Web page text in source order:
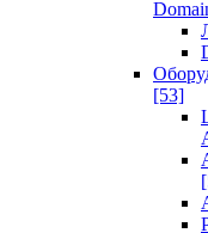
[53]